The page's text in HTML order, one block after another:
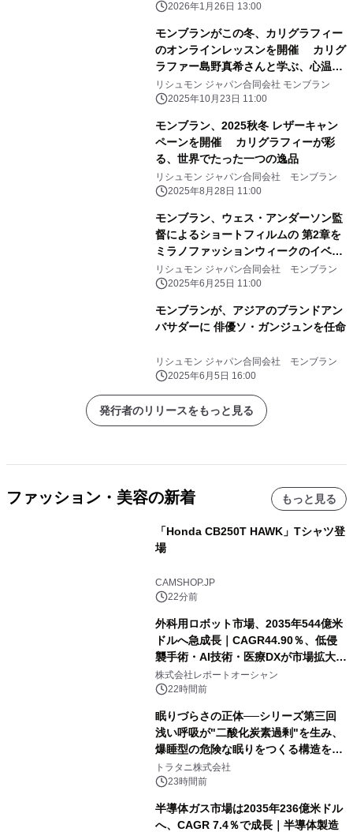
2026年1月26日 13:00
モンブランがこの冬、カリグラフィー
のオンラインレッスンを開催 カリグ
ラファー島野真希さんと学ぶ、心温ま
る手書きの楽しみ
リシュモン ジャパン合同会社 モンブラン
2025年10月23日 11:00
モンブラン、2025秋冬 レザーキャン
ペーンを開催 カリグラフィーが彩
る、世界でたった一つの逸品
リシュモン ジャパン合同会社 モンブラン
2025年8月28日 11:00
モンブラン、ウェス・アンダーソン監
督によるショートフィルムの 第2章を
ミラノファッションウィークのイベン
トで初公開
リシュモン ジャパン合同会社 モンブラン
2025年6月25日 11:00
モンブランが、アジアのブランドアン
バサダーに 俳優ソ・ガンジュンを任命
リシュモン ジャパン合同会社 モンブラン
2025年6月5日 16:00
発行者のリリースをもっと見る
ファッション・美容の新着 もっと見る
「Honda CB250T HAWK」Tシャツ登
場
CAMSHOP.JP
22分前
外科用ロボット市場、2035年544億米
ドルへ急成長｜CAGR44.90％、低侵
襲手術・AI技術・医療DXが市場拡大を
牽引
株式会社レポートオーシャン
22時間前
眠りづらさの正体──シリーズ第三回
浅い呼吸が"二酸化炭素過剰"を生み、
爆睡型の危険な眠りをつくる構造を解
説
トラタニ株式会社
23時間前
半導体ガス市場は2035年236億米ドル
へ、CAGR 7.4％で成長｜半導体製造